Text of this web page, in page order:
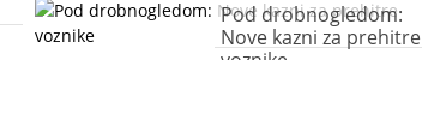
Pod drobnogledom:
Nove kazni za prehitre
voznike